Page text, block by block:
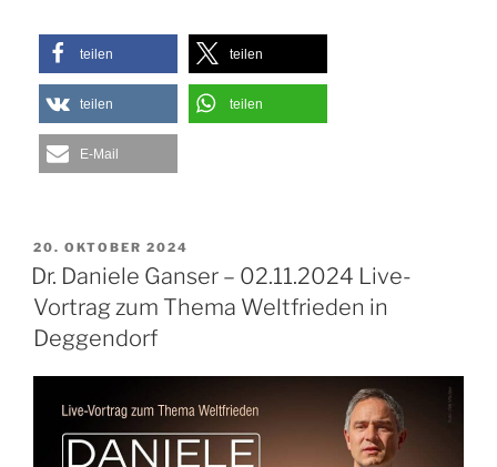
teilen teilen
teilen teilen
E-Mail
VERÖFFENTLICHT
AM
20. OKTOBER 2024
Dr. Daniele Ganser – 02.11.2024 Live-
Vortrag zum Thema Weltfrieden in
Deggendorf